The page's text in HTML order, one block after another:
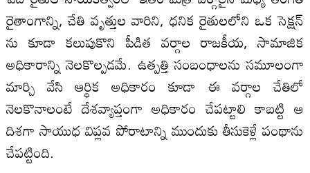
రైతాంగాన్ని, చేతి వృత్తుల వారిని, ధనిక రైతులలోని ఒక సెక్షన్
ను కూడా కలుపుకొని పీడిత వర్గాల రాజకీయ, సామాజిక
అధికారాన్ని నెలకొల్పడమే. ఉత్పత్తి సంబంధాలను సమూలంగా
మార్చి వేసి ఆర్థిక అధికారం కూడా ఈ వర్గాల చేతిలో
నెలకొనాలంటే దేశవ్యాప్తంగా అధికారం చేపట్టాలి కాబట్టి ఆ
దిశగా సాయుధ విప్లవ పోరాటాన్ని ముందుకు తీసుకెళ్లే పంథాను
చేపట్టింది.